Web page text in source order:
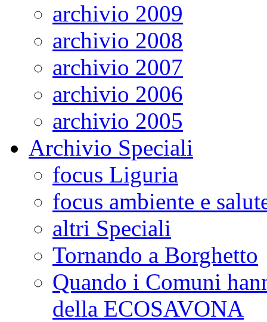
archivio 2009
archivio 2008
archivio 2007
archivio 2006
archivio 2005
Archivio Speciali
focus Liguria
focus ambiente e
altri Speciali
Tornando a Borghetto
Quando i Comuni
della ECOSAVONA